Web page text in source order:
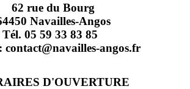
62 rue du Bourg
Navailles-Angos
Tél. 05 59 33 83 85
contact@navailles-angos.fr
D'OUVERTURE